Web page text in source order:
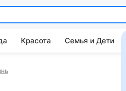
Красота Семья и Дети